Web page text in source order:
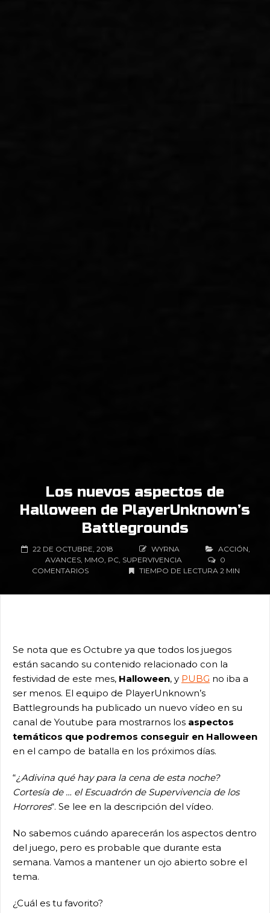
Los nuevos aspectos de
Halloween de PlayerUnknown’s
Battlegrounds
22 DE OCTUBRE, 2018 WYRNA ACCIÓN,
AVANCES, MMO, PC, SUPERVIVENCIA
TIEMPO DE LECTURA 2 MIN
0
COMENTARIOS
Se nota que es Octubre ya que todos los juegos
están sacando su contenido relacionado con la
festividad de este mes, Halloween, y PUBG no iba a
ser menos. El equipo de PlayerUnknown’s
Battlegrounds ha publicado un nuevo vídeo en su
canal de Youtube para mostrarnos los aspectos
temáticos que podremos conseguir en Halloween
en el campo de batalla en los próximos días.
“¿Adivina qué hay para la cena de esta noche?
Cortesía de … el Escuadrón de Supervivencia de los
Horrores“. Se lee en la descripción del vídeo.
No sabemos cuándo aparecerán los aspectos dentro
del juego, pero es probable que durante esta
semana. Vamos a mantener un ojo abierto sobre el
tema.
¿Cuál es tu favorito?